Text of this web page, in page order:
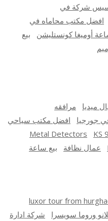
شركة في
افضل مكتب محاماه في
أوميغا كونستليشن
بيع
ميديا
مرافقه
جورجيا
افضل مكتب سياحي
Metal Detectors KS
عمال نظافة
بيع ساعة
luxor tour from
وروما سويسرا شركة ادارة